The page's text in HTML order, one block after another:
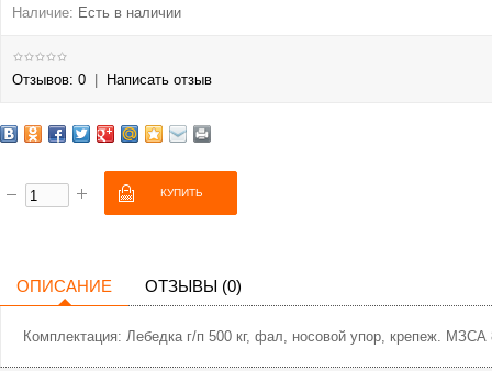
Наличие: Есть в наличии
Отзывов: 0 Написать отзыв
ОПИСАНИЕ ОТЗЫВЫ (0)
Комплектация: Лебедка г/п 500 кг, фал, носовой упор, крепеж.